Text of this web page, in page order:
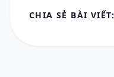
CHIA SẺ BÀI VIẾT: